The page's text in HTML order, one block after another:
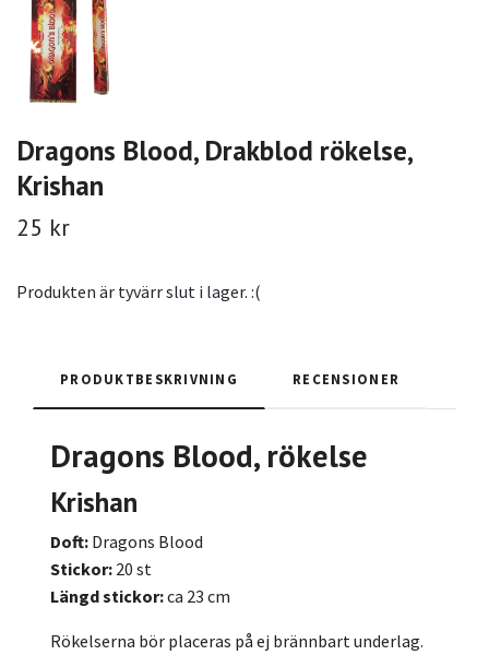
Dragons Blood, Drakblod rökelse,
Krishan
25 kr
Produkten är tyvärr slut i lager. :(
PRODUKTBESKRIVNING RECENSIONER
Dragons Blood, rökelse
Krishan
Doft: Dragons Blood
Stickor: 20 st
Längd stickor:ca 23 cm
Rökelserna bör placeras på ej brännbart underlag.